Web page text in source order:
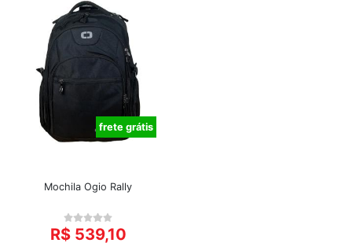
frete grátis
Mochila Ogio Rally
R$ 539,10